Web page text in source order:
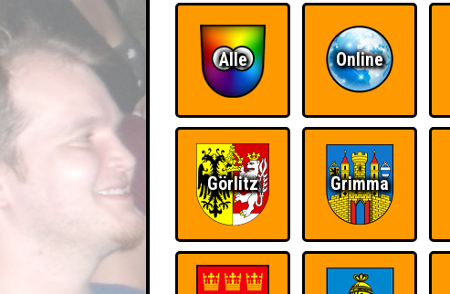
Alle Online
Görlitz Grimma